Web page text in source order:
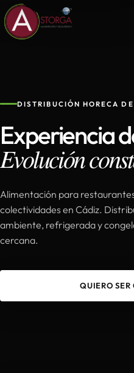
DISTRIBUCIÓN HORECA
Experiencia
Evolución
Alimentación para
colectividades en Cádiz.
ambiente, refrigerada y
cercana.
QUIERO SER